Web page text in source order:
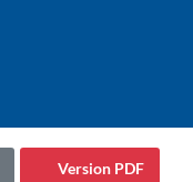
Version PDF